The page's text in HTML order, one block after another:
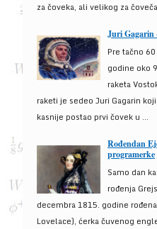
za čoveka, ali velikog za
Juri Gagarin
Pre tačno
godine oko
raketa
raketi je sedeo Juri Gagarin
kasnije postao prvi čovek u ...
Rođendan
programerke
Samo dan
rođenja
decembra 1815. godine
Lovelace), ćerka čuvenog